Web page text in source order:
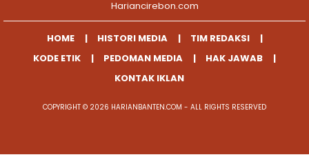
Hariancirebon.com
HOME HISTORI MEDIA
TIM REDAKSI
KODE ETIK
PEDOMAN MEDIA
HAK JAWAB
KONTAK IKLAN
COPYRIGHT © 2026 HARIANBANTEN.COM - ALL RIGHTS RESERVED